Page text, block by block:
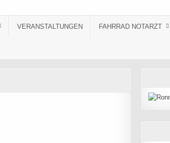
VERANSTALTUNGEN FAHRRAD NOTARZT